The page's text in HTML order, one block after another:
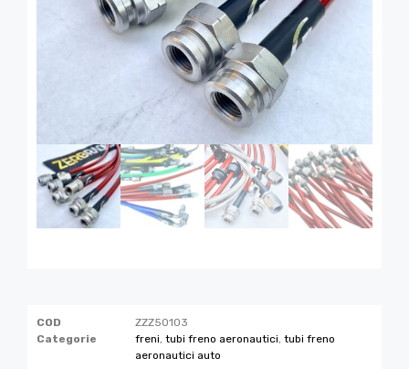
COD
ZZZ50103
Categorie
freni tubi freno aeronautici tubi freno
aeronautici auto